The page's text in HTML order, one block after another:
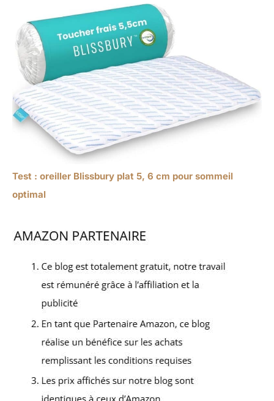
Test : oreiller Blissbury plat 5, 6 cm pour sommeil
optimal